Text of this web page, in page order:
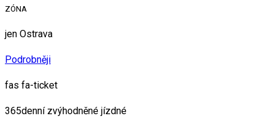
ZÓNA
jen Ostrava
Podrobněji
fas fa-ticket
365denní zvýhodněné jízdné